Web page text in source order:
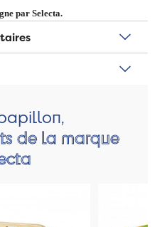
par Selecta.
de la marque